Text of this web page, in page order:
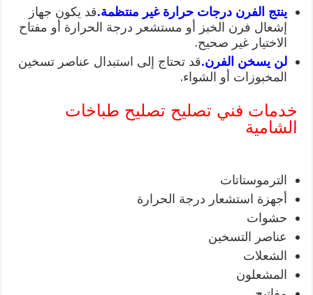
ينتج الفرن درجات حرارة غير منتظمة.قد يكون جهاز
إشعال فرن الخبز أو مستشعر درجة الحرارة أو مفتاح
الاختيار غير صحيح.
لن يسخن الفرن.قد تحتاج إلى استبدال عناصر تسخين
المخبوزات أو الشواء.
خدمات فني تصليح تصليح طباخات
الشامية
الترموستاتات
أجهزة استشعار درجة الحرارة
حشوات
عناصر التسخين
الشعلات
المشعلون